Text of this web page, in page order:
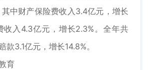
中财产保险费收入3.4亿元，增长
收入4.3亿元，增长2.3%。全年共
款3.1亿元，增长14.8%。
育